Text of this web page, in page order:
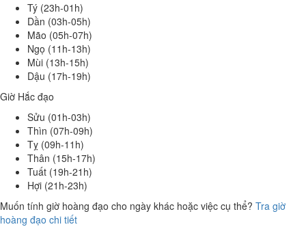
Tý (23h-01h)
Dần (03h-05h)
Mão (05h-07h)
Ngọ (11h-13h)
Mùi (13h-15h)
Dậu (17h-19h)
Giờ Hắc đạo
Sửu (01h-03h)
Thìn (07h-09h)
Tỵ (09h-11h)
Thân (15h-17h)
Tuất (19h-21h)
Hợi (21h-23h)
Muốn tính giờ hoàng đạo cho ngày khác hoặc việc cụ thể? Tra giờ
hoàng đạo chi tiết